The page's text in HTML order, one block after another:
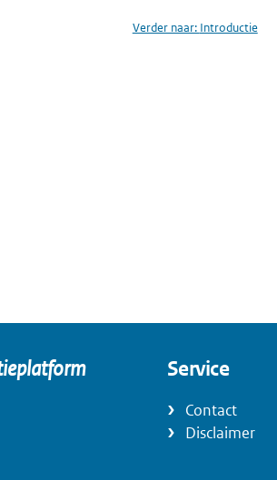
Verder naar: Introductie
Service
Contact
Disclaimer